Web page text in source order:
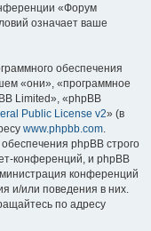
«Форум
означает ваше
обеспечения
«они», «программное
Limited», «phpBB
Public License v2» (в
www.phpbb.com.
phpBB строго
конференций, и phpBB
конференций
и/или поведения в них.
по адресу